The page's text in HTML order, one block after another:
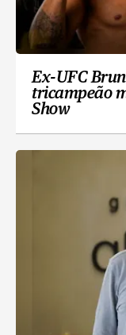
Ex-UFC
tricampeão
Show